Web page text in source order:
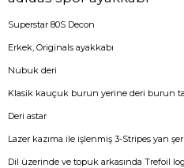
Superstar 80S Decon
Erkek, Originals ayakkabı
Nubuk deri
Klasik kauçuk burun yerine deri burun
Deri astar
Lazer kazıma ile işlenmiş 3-Stripes yan
Dil üzerinde ve topuk arkasında Trefoil